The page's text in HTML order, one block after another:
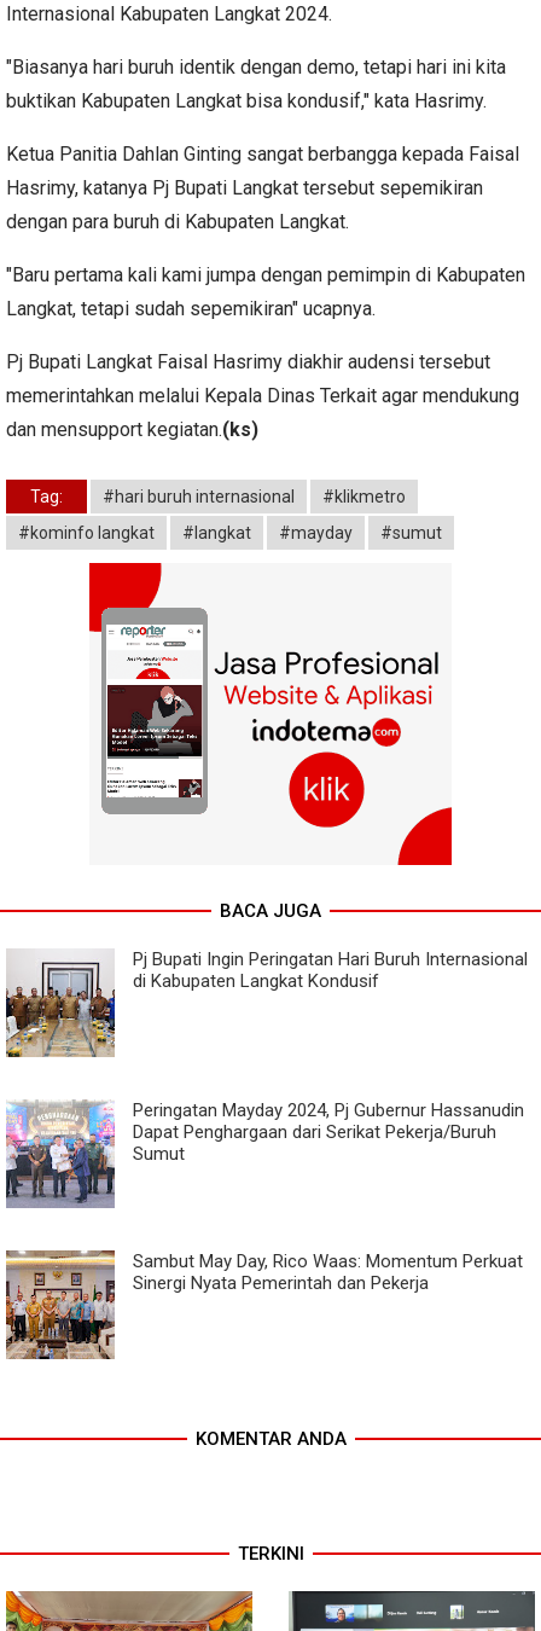
Internasional Kabupaten Langkat 2024.
"Biasanya hari buruh identik dengan demo, tetapi hari ini kita
buktikan Kabupaten Langkat bisa kondusif," kata Hasrimy.
Ketua Panitia Dahlan Ginting sangat berbangga kepada Faisal
Hasrimy, katanya Pj Bupati Langkat tersebut sepemikiran
dengan para buruh di Kabupaten Langkat.
"Baru pertama kali kami jumpa dengan pemimpin di Kabupaten
Langkat, tetapi sudah sepemikiran" ucapnya.
Pj Bupati Langkat Faisal Hasrimy diakhir audensi tersebut
memerintahkan melalui Kepala Dinas Terkait agar mendukung
dan mensupport kegiatan.(ks)
Tag: #hari buruh internasional
#klikmetro
#kominfo langkat
#langkat #mayday #sumut
BACA JUGA
Pj Bupati Ingin Peringatan Hari Buruh Internasional
di Kabupaten Langkat Kondusif
Peringatan Mayday 2024, Pj Gubernur Hassanudin
Dapat Penghargaan dari Serikat Pekerja/Buruh
Sumut
Sambut May Day, Rico Waas: Momentum Perkuat
Sinergi Nyata Pemerintah dan Pekerja
KOMENTAR ANDA
TERKINI